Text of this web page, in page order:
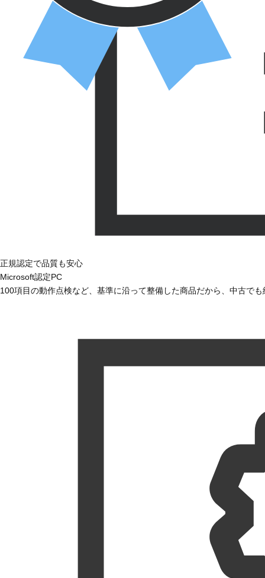
正規認定で品質も安心
Microsoft認定PC
100項目の動作点検など、基準に沿って整備した商品だから、中古で